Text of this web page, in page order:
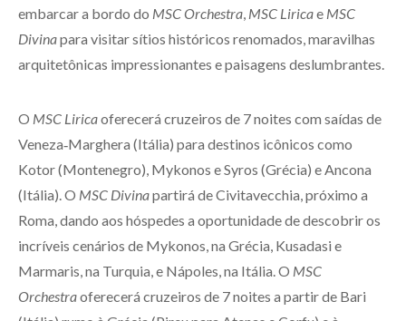
embarcar a bordo do MSC Orchestra MSC Liricae MSC
Divinapara visitar sítios históricos renomados, maravilhas
arquitetônicas impressionantes e paisagens deslumbrantes.
O MSC Liricaoferecerá cruzeiros de 7 noites com saídas de
Veneza‑Marghera (Itália) para destinos icônicos como
Kotor (Montenegro), Mykonos e Syros (Grécia) e Ancona
(Itália). O MSC Divinapartirá de Civitavecchia, próximo a
Roma, dando aos hóspedes a oportunidade de descobrir os
incríveis cenários de Mykonos, na Grécia, Kusadasi e
Marmaris, na Turquia, e Nápoles, na Itália. O MSC
Orchestraoferecerá cruzeiros de 7 noites a partir de Bari